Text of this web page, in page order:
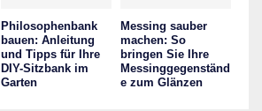
Philosophenbank
bauen: Anleitung
und Tipps für Ihre
DIY-Sitzbank im
Garten
Messing sauber
machen: So
bringen Sie Ihre
Messinggegenständ
e zum Glänzen